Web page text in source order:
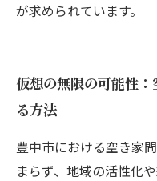
が求められています。
仮想の無限の可能性
る方法
豊中市における空き家
まらず、地域の活性化